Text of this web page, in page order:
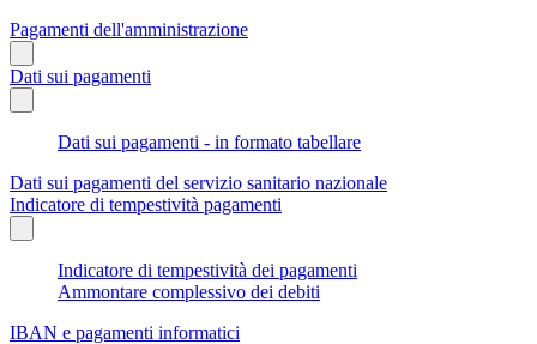
Pagamenti dell'amministrazione
Dati sui pagamenti
Dati sui pagamenti - in formato tabellare
Dati sui pagamenti del servizio sanitario nazionale
Indicatore di tempestività pagamenti
Indicatore di tempestività dei pagamenti
Ammontare complessivo dei debiti
IBAN e pagamenti informatici